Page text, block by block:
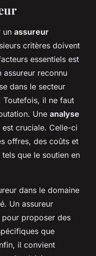
un assureur
critères doivent
essentiels est
assureur reconnu
dans le secteur
Toutefois, il ne faut
Une analyse
est cruciale. Celle-ci
offres, des coûts et
que le soutien en
dans le domaine
Un assureur
proposer des
que
il convient